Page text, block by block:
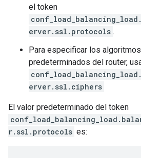
el token
erver.ssl.protocols .
Para especificar los
predeterminados del router,
erver.ssl.ciphers
El valor predeterminado del token
r.ssl.protocols es: